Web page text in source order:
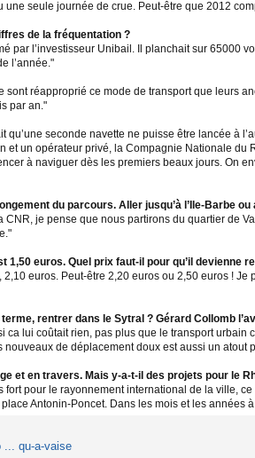
une seule journée de crue. Peut-être que 2012
de la fréquentation ?
par l’investisseur Unibail. Il planchait sur 65000
l’année."
sont réapproprié ce mode de transport que leurs
par an."
qu’une seconde navette ne puisse être lancée à
et un opérateur privé, la Compagnie Nationale
à naviguer dès les premiers beaux jours. On
du parcours. Aller jusqu’à l’Ile-Barbe
je pense que nous partirons du quartier de
1,50 euros. Quel prix faut-il pour qu’il devienne
euros. Peut-être 2,20 euros ou 2,50 euros !
rentrer dans le Sytral ? Gérard Collomb
lui coûtait rien, pas plus que le transport
nouveaux de déplacement doux est aussi un atout
et en travers. Mais y-a-t-il des projets pour le
pour le rayonnement international de la ville,
Antonin-Poncet. Dans les mois et les
... qu-a-vaise